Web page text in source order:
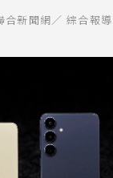
合新聞網／ 綜合報導